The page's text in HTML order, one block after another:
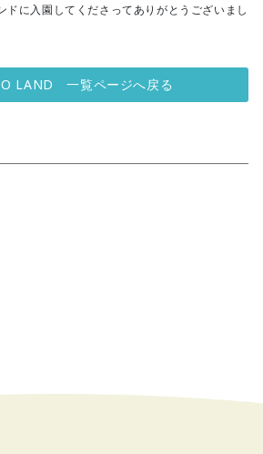
ドに入園してくださってありがとうございまし
LAND 一覧ページへ戻る